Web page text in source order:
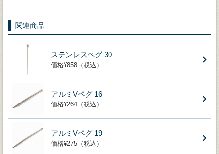
関連商品
ステンレスペグ 30
価格¥858（税込）
アルミVペグ 16
価格¥264（税込）
アルミVペグ 19
価格¥275（税込）